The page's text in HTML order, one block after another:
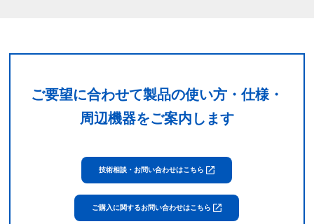
ご要望に合わせて製品の使い方・仕様・
周辺機器をご案内します
技術相談・お問い合わせはこちら
ご購入に関するお問い合わせはこちら